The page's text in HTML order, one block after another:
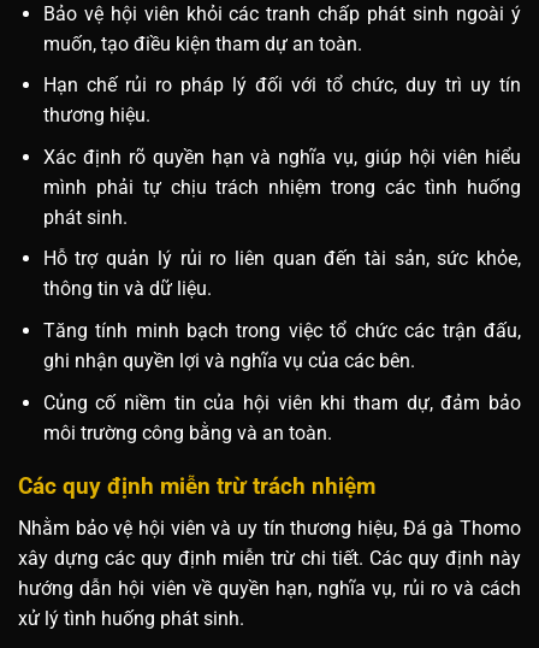
Bảo vệ hội viên khỏi các tranh chấp phát sinh ngoài ý
muốn, tạo điều kiện tham dự an toàn.
Hạn chế rủi ro pháp lý đối với tổ chức, duy trì uy tín
thương hiệu.
Xác định rõ quyền hạn và nghĩa vụ, giúp hội viên hiểu
mình phải tự chịu trách nhiệm trong các tình huống
phát sinh.
Hỗ trợ quản lý rủi ro liên quan đến tài sản, sức khỏe,
thông tin và dữ liệu.
Tăng tính minh bạch trong việc tổ chức các trận đấu,
ghi nhận quyền lợi và nghĩa vụ của các bên.
Củng cố niềm tin của hội viên khi tham dự, đảm bảo
môi trường công bằng và an toàn.
Các quy định miễn trừ trách nhiệm
Nhằm bảo vệ hội viên và uy tín thương hiệu, Đá gà Thomo
xây dựng các quy định miễn trừ chi tiết. Các quy định này
hướng dẫn hội viên về quyền hạn, nghĩa vụ, rủi ro và cách
xử lý tình huống phát sinh.